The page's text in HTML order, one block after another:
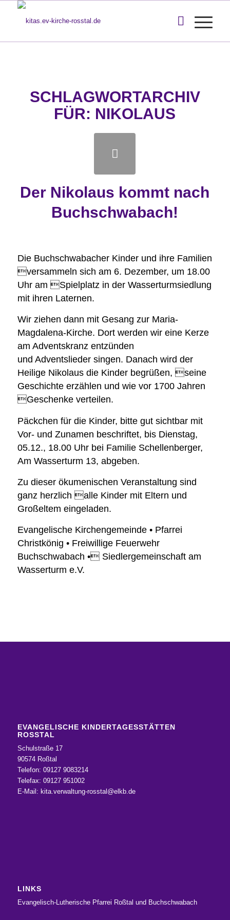
SCHLAGWORTARCHIV
FÜR: NIKOLAUS
Der Nikolaus kommt nach
Buchschwabach!
Die Buchschwabacher Kinder und ihre Familien
versammeln sich am 6. Dezember, um 18.00
Uhr am Spielplatz in der Wasserturmsiedlung
mit ihren Laternen.
Wir ziehen dann mit Gesang zur Maria-
Magdalena-Kirche. Dort werden wir eine Kerze
am Adventskranz entzünden
und Adventslieder singen. Danach wird der
Heilige Nikolaus die Kinder begrüßen, seine
Geschichte erzählen und wie vor 1700 Jahren
Geschenke verteilen.
Päckchen für die Kinder, bitte gut sichtbar mit
Vor- und Zunamen beschriftet, bis Dienstag,
05.12., 18.00 Uhr bei Familie Schellenberger,
Am Wasserturm 13, abgeben.
Zu dieser ökumenischen Veranstaltung sind
ganz herzlich alle Kinder mit Eltern und
Großeltem eingeladen.
Evangelische Kirchengemeinde • Pfarrei
Christkönig • Freiwillige Feuerwehr
Buchschwabach • Siedlergemeinschaft am
Wasserturm e.V.
EVANGELISCHE KINDERTAGESSTÄTTEN
ROSSTAL
Schulstraße 17
90574 Roßtal
Telefon: 09127 9083214
Telefax: 09127 951002
E-Mail: kita.verwaltung-rosstal@elkb.de
LINKS
Evangelisch-Lutherische Pfarrei Roßtal und Buchschwabach